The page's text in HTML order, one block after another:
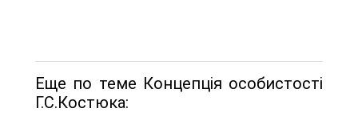
Еще по теме Концепція особистості
Г.С.Костюка: